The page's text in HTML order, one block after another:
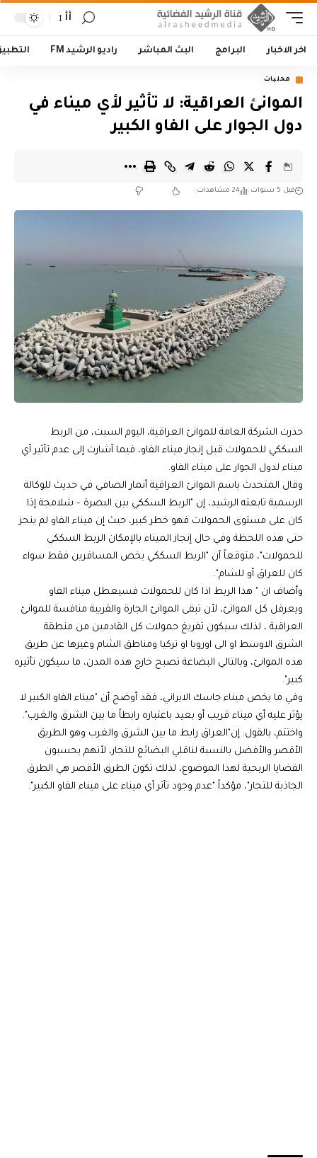
أأ
اخر الاخبار البرامج البث المباشر راديو الرشيد FM
محليات
الموانئ العراقية: لا تأثير لأي ميناء في
دول الجوار على الفاو الكبير
قبل 5 سنوات 24 مشاهدات
حذرت الشركة العامة للموانئ العراقية، اليوم السبت، من الربط
السككي للحمولات قبل إنجاز ميناء الفاو، فيما أشارت إلى عدم تأثير أي
ميناء لدول الجوار على ميناء الفاو.
وقال المتحدث باسم الموانئ العراقية أنمار الصافي في حديث للوكالة
الرسمية تابعته الرشيد، إن "الربط السككي بين البصرة – شلامجة إذا
كان على مستوى الحمولات فهو خطر كبير، حيث إن ميناء الفاو لم ينجز
حتى هذه اللحظة وفي حال إنجاز الميناء بالإمكان الربط السككي
للحمولات"، متوقعاً أن "الربط السككي يخص المسافرين فقط سواء
كان للعراق أو للشام".
وأضاف ان " هذا الربط اذا كان للحمولات فسيعطل ميناء الفاو
ويعرقل كل الموانئ، لأن تبقى الموانئ الجارة والقريبة منافسة للموانئ
العراقية ، لذلك سيكون تفريغ حمولات كل القادمين من منطقة
الشرق الاوسط او الى اوروبا او تركيا ومناطق الشام وغيرها عن طريق
هذه الموانئ، وبالتالي البضاعة تصبح خارج هذه المدن، ما سيكون تأثيره
كبير".
وفي ما يخص ميناء جاسك الايراني، فقد أوضح أن "ميناء الفاو الكبير لا
يؤثر عليه أي ميناء قريب أو بعيد باعتباره رابطاً ما بين الشرق والغرب".
واختتم، بالقول: إن"العراق رابط ما بين الشرق والغرب وهو الطريق
الأقصر والأفضل بالنسبة لناقلي البضائع للتجار، لأنهم يحسبون
القضايا الربحية لهذا الموضوع، لذلك تكون الطرق الأقصر هي الطرق
الجاذبة للتجار"، مؤكداً "عدم وجود تأثر أي ميناء على ميناء الفاو الكبير".